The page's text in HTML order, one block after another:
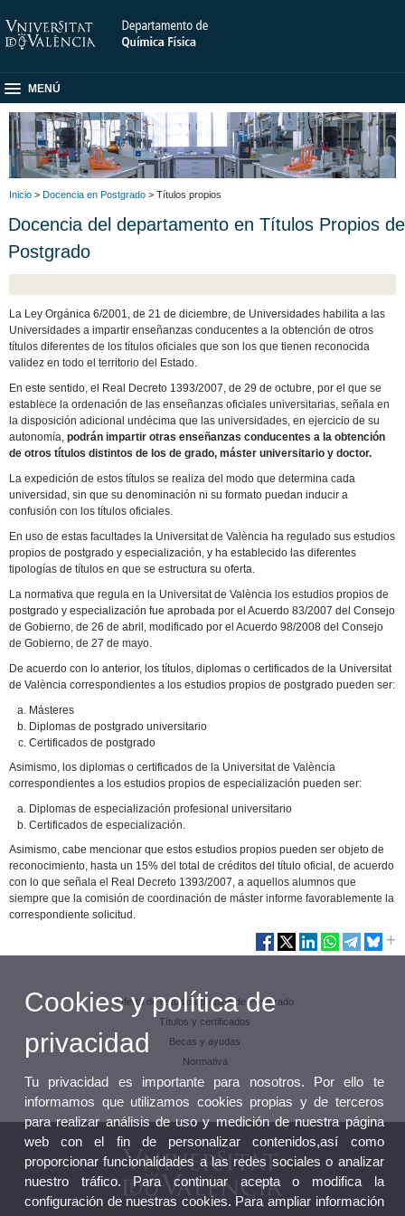
MENÚ
Inicio > Docencia en Postgrado > Títulos propios
Docencia del departamento en Títulos Propios de
Postgrado
La Ley Orgánica 6/2001, de 21 de diciembre, de Universidades habilita a las
Universidades a impartir enseñanzas conducentes a la obtención de otros
títulos diferentes de los títulos oficiales que son los que tienen reconocida
validez en todo el territorio del Estado.
En este sentido, el Real Decreto 1393/2007, de 29 de octubre, por el que se
establece la ordenación de las enseñanzas oficiales universitarias, señala en
la disposición adicional undécima que las universidades, en ejercicio de su
autonomía,podrán impartir otras enseñanzas conducentes a la obtención
de otros títulos distintos de los de grado, máster universitario y doctor.
La expedición de estos títulos se realiza del modo que determina cada
universidad, sin que su denominación ni su formato puedan inducir a
confusión con los títulos oficiales.
En uso de estas facultades la Universitat de València ha regulado sus estudios
propios de postgrado y especialización, y ha establecido las diferentes
tipologías de títulos en que se estructura su oferta.
La normativa que regula en la Universitat de València los estudios propios de
postgrado y especialización fue aprobada por el Acuerdo 83/2007 del Consejo
de Gobierno, de 26 de abril, modificado por el Acuerdo 98/2008 del Consejo
de Gobierno, de 27 de mayo.
De acuerdo con lo anterior, los títulos, diplomas o certificados de la Universitat
de València correspondientes a los estudios propios de postgrado pueden ser:
Másteres
Diplomas de postgrado universitario
Certificados de postgrado
Asimismo, los diplomas o certificados de la Universitat de València
correspondientes a los estudios propios de especialización pueden ser:
Diplomas de especialización profesional universitario
Certificados de especialización.
Asimismo, cabe mencionar que estos estudios propios pueden ser objeto de
reconocimiento, hasta un 15% del total de créditos del título oficial, de acuerdo
con lo que señala el Real Decreto 1393/2007, a aquellos alumnos que
siempre que la comisión de coordinación de máster informe favorablemente la
correspondiente solicitud.
Oferta de estudios propios de Postgrado
Títulos y certificados
Becas y ayudas
Normativa
Cookies y política de
privacidad
Tu privacidad es importante para nosotros. Por ello te
informamos que utilizamos cookies propias y de terceros
para realizar análisis de uso y medición de nuestra página
web con el fin de personalizar contenidos,así como
proporcionar funcionalidades a las redes sociales o analizar
nuestro tráfico. Para continuar acepta o modifica la
configuración de nuestras cookies. Para ampliar información